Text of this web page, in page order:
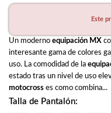
Este
Un moderno equipación MX
interesante gama de colores
uso. La comodidad de la
estado tras un nivel de uso
motocross es como combina...
Talla de Pantalón: